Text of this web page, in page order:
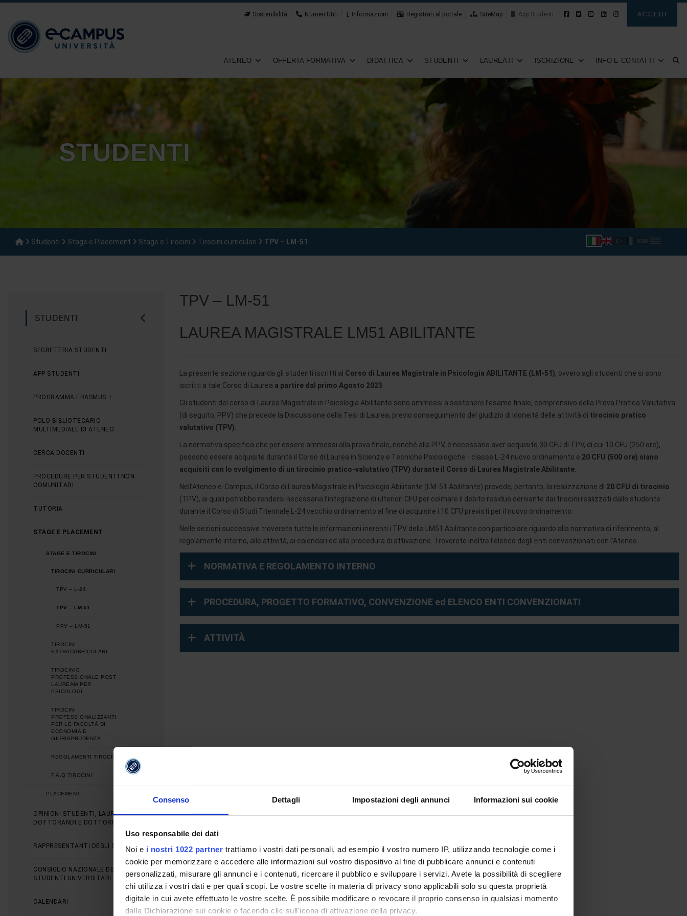
Consenso Dettagli Impostazioni degli annunci Informazioni sui cookie
Uso responsabile dei dati
Noi e i nostri 1022 partner trattiamo i vostri dati personali, ad esempio il vostro numero IP, utilizzando tecnologie come i
cookie per memorizzare e accedere alle informazioni sul vostro dispositivo al fine di pubblicare annunci e contenuti
personalizzati, misurare gli annunci e i contenuti, ricercare il pubblico e sviluppare i servizi. Avete la possibilità di scegliere
chi utilizza i vostri dati e per quali scopi. Le vostre scelte in materia di privacy sono applicabili solo su questa proprietà
digitale in cui avete effettuato le vostre scelte. È possibile modificare o revocare il proprio consenso in qualsiasi momento
dalla Dichiarazione sui cookie o facendo clic sull'icona di attivazione della privacy.
Sostenibilità Numeri Utili Informazioni Registrati al portale SiteMap Novità ACCEDI
ATENEO OFFERTA FORMATIVA DIDATTICA STUDENTI LAUREATI ISCRIZIONE INFO E CONTATTI
STUDENTI
Studenti Stage e Placement Stage e Tirocini Tirocini curriculari TPV – LM-51
STUDENTI
SEGRETERIA STUDENTI
APP STUDENTI
PROGRAMMA ERASMUS +
POLO BIBLIOTECARIO
MULTIMEDIALE DI ATENEO
CERCA DOCENTI
PROCEDURE PER STUDENTI NON
COMUNITARI
TUTORIA
STAGE E PLACEMENT
STAGE E TIROCINI
TIROCINI CURRICULARI
TPV – L-24
TPV – LM-51
PPV – LM-51
TIROCINI
EXTRACURRICULARI
TIROCINIO
PROFESSIONALE POST
LAUREAM PER
PSICOLOGI
TIROCINI
PROFESSIONALIZZANTI
PER LE FACOLTÀ DI
ECONOMIA E
GIURISPRUDENZA
REGOLAMENTI TIROCINI
F.A.Q TIROCINI
PLACEMENT
OPINIONI STUDENTI, LAUREATI,
DOTTORANDI E DOTTORI
RAPPRESENTANTI DEGLI STUDENTI
CONSIGLIO NAZIONALE DEGLI
STUDENTI UNIVERSITARI
CALENDARI
TPV – LM-51
LAUREA MAGISTRALE LM51 ABILITANTE
La presente sezione riguarda gli studenti iscritti al Corso di Laurea Magistrale in Psicologia ABILITANTE (LM-51), ovvero agli studenti che si sono
iscritti a tale Corso di Laurea a partire dal primo Agosto 2023
Gli studenti del corso di Laurea Magistrale in Psicologia Abilitante sono ammessi a sostenere l’esame finale, comprensivo della Prova Pratica Valutativa
(di seguito, PPV) che precede la Discussione della Tesi di Laurea, previo conseguimento del giudizio di idoneità delle attività di tirocinio pratico
valutativo (TPV).
La normativa specifica che per essere ammessi alla prova finale, nonché alla PPV, è necessario aver acquisito 30 CFU di TPV, di cui 10 CFU (250 ore),
possono essere acquisite durante il Corso di Laurea in Scienze e Tecniche Psicologiche - classe L-24 nuovo ordinamento e 20 CFU (500 ore) siano
acquisiti con lo svolgimento di un tirocinio pratico-valutativo (TPV) durante il Corso di Laurea Magistrale Abilitante
Nell’Ateneo e-Campus, il Corso di Laurea Magistrale in Psicologia Abilitante (LM-51 Abilitante) prevede, pertanto, la realizzazione di 20 CFU di tirocinio
(TPV), ai quali potrebbe rendersi necessaria l’integrazione di ulteriori CFU per colmare il debito residuo derivante dai tirocini realizzati dallo studente
durante il Corso di Studi Triennale L-24 vecchio ordinamento al fine di acquisire i 10 CFU previsti per il nuovo ordinamento.
Nelle sezioni successive troverete tutte le informazioni inerenti i TPV della LM51 Abilitante con particolare riguardo alla normativa di riferimento, al
regolamento interno, alle attività, ai calendari ed alla procedura di attivazione. Troverete inoltre l’elenco degli Enti convenzionati con l’Ateneo.
NORMATIVA E REGOLAMENTO INTERNO
PROCEDURA, PROGETTO FORMATIVO, CONVENZIONE ed ELENCO ENTI CONVENZIONATI
ATTIVITÀ